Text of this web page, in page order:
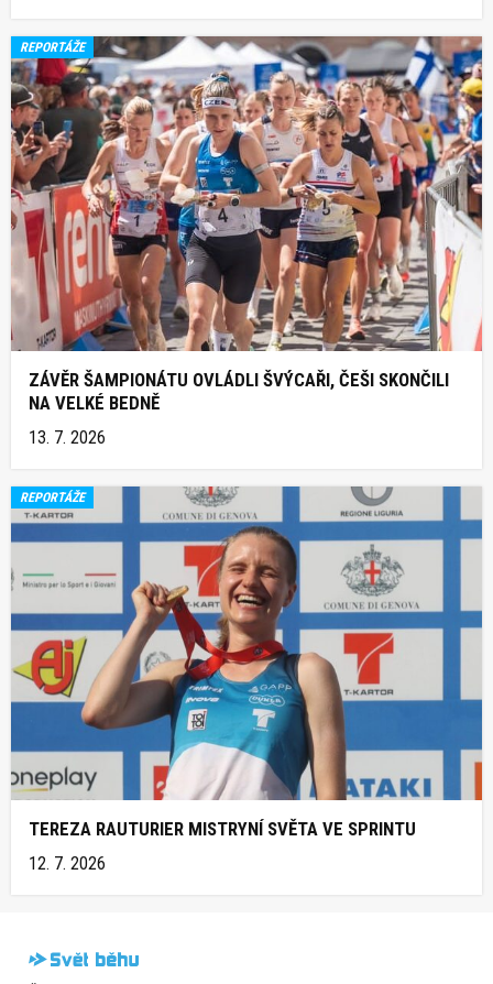
REPORTÁŽE
ZÁVĚR ŠAMPIONÁTU OVLÁDLI ŠVÝCAŘI, ČEŠI SKONČILI
NA VELKÉ BEDNĚ
13. 7. 2026
REPORTÁŽE
TEREZA RAUTURIER MISTRYNÍ SVĚTA VE SPRINTU
12. 7. 2026